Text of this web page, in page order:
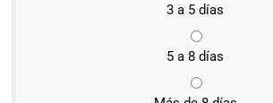
3 a 5 días
5 a 8 días